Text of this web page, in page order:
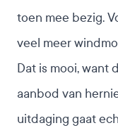
toen mee bezig.
veel meer
Dat is mooi, want
aanbod van
uitdaging gaat